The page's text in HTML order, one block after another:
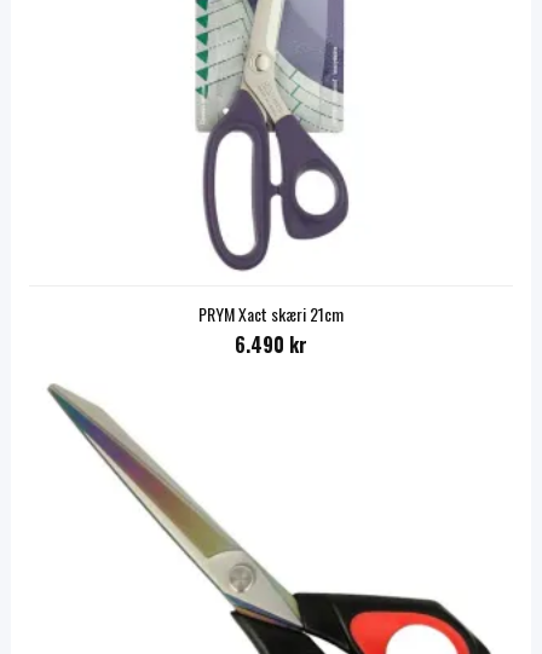
PRYM Xact skæri 21cm
6.490 kr